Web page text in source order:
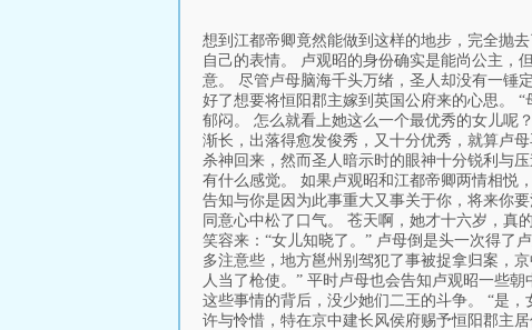
想到江都帝卿竟然能做到这样的地步，完全抛
自己的表情。 卢观昭的身份确实是能尚公主，
意。 尽管卢母脑海千头万绪，圣人却没有一锤
好了想要将恒阳郡主嫁到英国公府来的心思。
郁闷。 怎么就看上她这么一个最优秀的女儿呢
渐长，出落得愈发俊秀，又十分优秀，就算卢
杀神回来，然而圣人暗示时的眼神十分锐利与
有什么感觉。 如果卢观昭和江都帝卿两情相悦
告知与你是因为此事重大又事关于你，将来你
同意心中松了口气。 苍天啊，她才十六岁，真
笑容来：“女儿知晓了。” 卢母倒是头一次得了
多注意些，地方邕州别驾犯了事被捉拿归案，
人当了枪使。” 平时卢母也会告知卢观昭一些
这些事情的背后，没少她们二王的斗争。 “是
许与怜惜，特在京中建长风侯府赐予恒阳郡主